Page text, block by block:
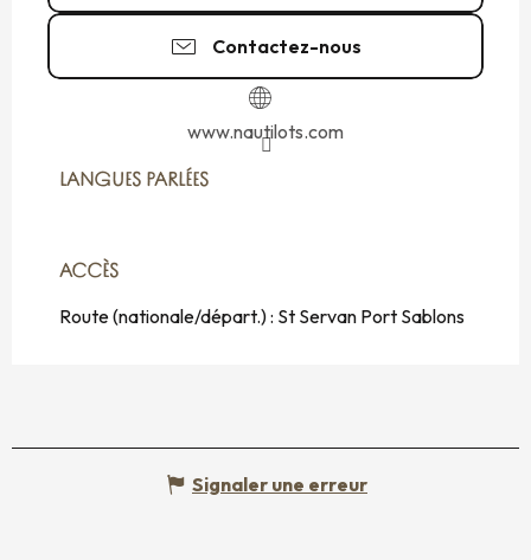
Contactez-nous
www.nautilots.com
LANGUES PARLÉES
LANGUES PARLÉES
ACCÈS
ACCÈS
Route (nationale/départ.) : St Servan Port Sablons
Signaler une erreur